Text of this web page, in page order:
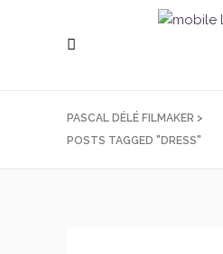
PASCAL DÉLÉ FILMAKER >
POSTS TAGGED "DRESS"